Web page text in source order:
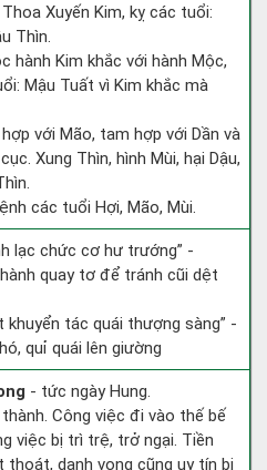
Xuyến Kim, kỵ các tuổi:
Thìn.
hành Kim khắc với hành Mộc,
Mậu Tuất vì Kim khắc mà
với Mão, tam hợp với Dần và
Xung Thìn, hình Mùi, hại Dậu,
các tuổi Hợi, Mão, Mùi.
lạc chức cơ hư trướng” -
quay tơ để tránh cũi dệt
khuyển tác quái thượng sàng” -
quỉ quái lên giường
- tức ngày Hung.
Công việc đi vào thế bế
việc bị trì trệ, trở ngại. Tiền
thoát, danh vọng cũng uy tín bị